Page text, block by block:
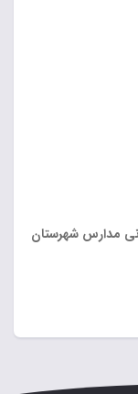
مدارس شهرستان